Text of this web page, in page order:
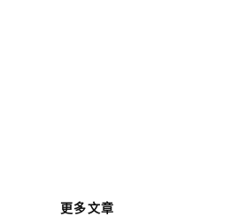
更多文章